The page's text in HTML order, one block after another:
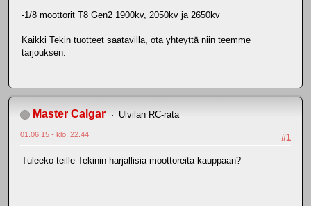
-1/8 moottorit T8 Gen2 1900kv, 2050kv ja 2650kv
Kaikki Tekin tuotteet saatavilla, ota yhteyttä niin teemme
tarjouksen.
Master Calgar Ulvilan RC-rata
#1
01.06.15 - klo: 22.44
Tuleeko teille Tekinin harjallisia moottoreita kauppaan?